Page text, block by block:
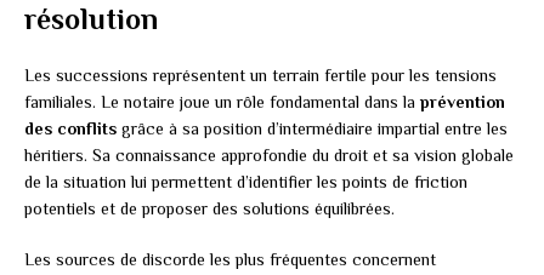
résolution
Les successions représentent un terrain fertile pour les tensions
familiales. Le notaire joue un rôle fondamental dans la prévention
des conflits grâce à sa position d’intermédiaire impartial entre les
héritiers. Sa connaissance approfondie du droit et sa vision globale
de la situation lui permettent d’identifier les points de friction
potentiels et de proposer des solutions équilibrées.
Les sources de discorde les plus fréquentes concernent